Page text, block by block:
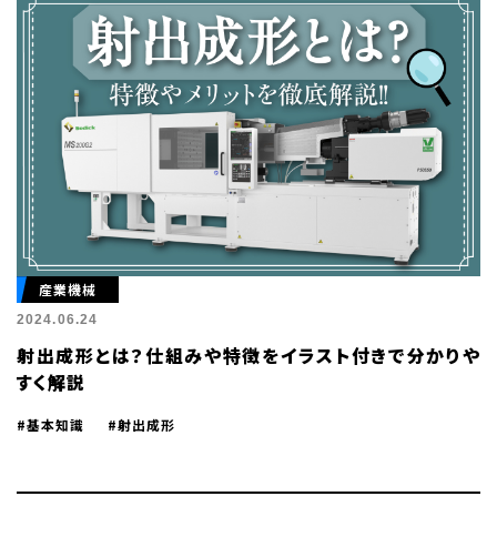
産業機械
2024.06.24
射出成形とは？仕組みや特徴をイラスト付きで分かりや
すく解説
#基本知識 #射出成形